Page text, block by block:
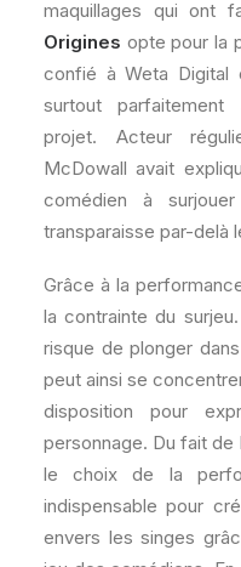
maquillages qui ont
Origines opte pour la
confié à Weta Digital
surtout
projet. Acteur
McDowall avait
comédien à
transparaisse par-delà
Grâce à la
la contrainte du
risque de plonger
peut ainsi se
disposition pour
personnage. Du fait de
le choix de la
indispensable pour
envers les singes